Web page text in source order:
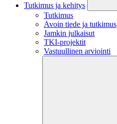
Tutkimus ja kehitys
Tutkimus
Avoin tiede ja tutkimus
Jamkin julkaisut
TKI-projektit
Vastuullinen arviointi